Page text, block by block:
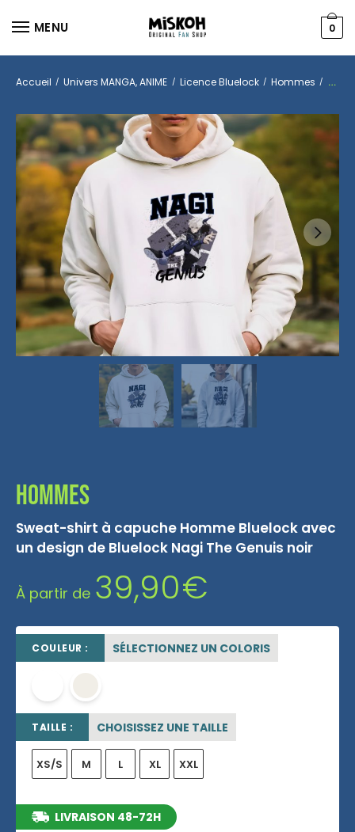
MENU 0
Accueil / Univers MANGA, ANIME / Licence Bluelock / Hommes /
Hommes
Sweat-shirt à capuche Homme Bluelock avec
un design de Bluelock Nagi The Genuis noir
À partir de 39,90€
COULEUR : SÉLECTIONNEZ UN COLORIS
TAILLE : CHOISISSEZ UNE TAILLE
XS/S M L XL XXL
LIVRAISON 48-72H